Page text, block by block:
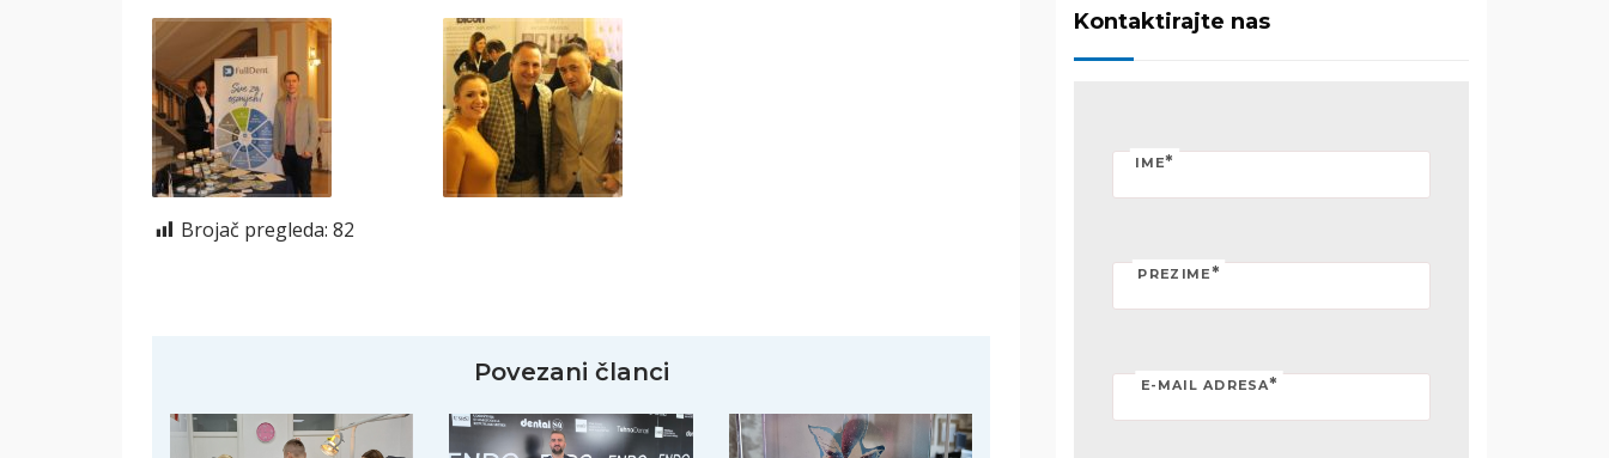
Brojač pregleda: 82
Povezani članci
Kontaktirajte nas
IME*
PREZIME *
E-MAIL ADRESA*